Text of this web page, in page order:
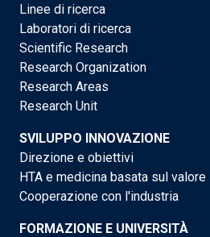
Linee di ricerca
Laboratori di ricerca
Scientific Research
Research Organization
Research Areas
Research Unit
SVILUPPO INNOVAZIONE
Direzione e obiettivi
HTA e medicina basata sul valore
Cooperazione con l'industria
FORMAZIONE E UNIVERSITÀ